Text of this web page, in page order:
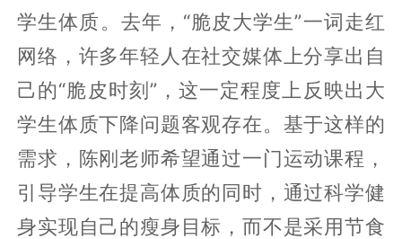
学生体质。去年，“脆皮大学生”一词走红
网络，许多年轻人在社交媒体上分享出自
己的“脆皮时刻”，这一定程度上反映出大
学生体质下降问题客观存在。基于这样的
需求，陈刚老师希望通过一门运动课程，
引导学生在提高体质的同时，通过科学健
身实现自己的瘦身目标，而不是采用节食